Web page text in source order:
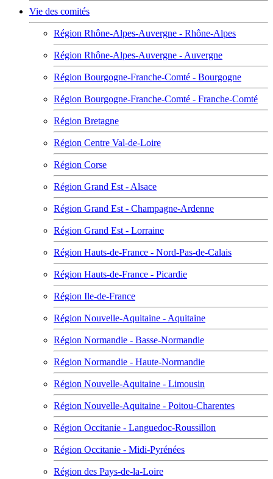
Vie des comités
Région Rhône-Alpes-Auvergne - Rhône-Alpes
Région Rhône-Alpes-Auvergne - Auvergne
Région Bourgogne-Franche-Comté - Bourgogne
Région Bourgogne-Franche-Comté - Franche-Comté
Région Bretagne
Région Centre Val-de-Loire
Région Corse
Région Grand Est - Alsace
Région Grand Est - Champagne-Ardenne
Région Grand Est - Lorraine
Région Hauts-de-France - Nord-Pas-de-Calais
Région Hauts-de-France - Picardie
Région Ile-de-France
Région Nouvelle-Aquitaine - Aquitaine
Région Normandie - Basse-Normandie
Région Normandie - Haute-Normandie
Région Nouvelle-Aquitaine - Limousin
Région Nouvelle-Aquitaine - Poitou-Charentes
Région Occitanie - Languedoc-Roussillon
Région Occitanie - Midi-Pyrénées
Région des Pays-de-la-Loire